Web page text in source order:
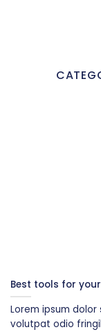
Best tools for
Lorem ipsum
volutpat odio